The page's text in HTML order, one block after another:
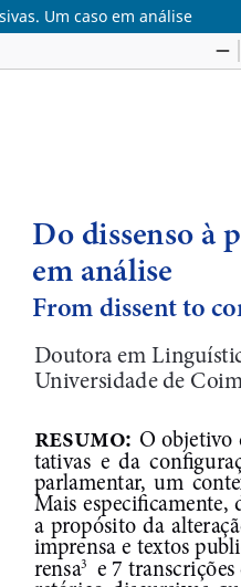
Um caso em análise